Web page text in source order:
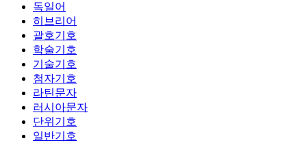
독일어
히브리어
괄호기호
학술기호
기술기호
첨자기호
라틴문자
러시아문자
단위기호
일반기호